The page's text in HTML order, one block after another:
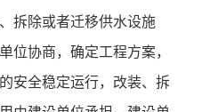
拆除或者迁移供水设施
位协商，确定工程方案，
安全稳定运行，改装、拆